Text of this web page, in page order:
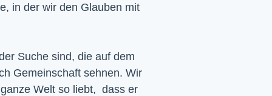
in der wir den Glauben mit
Suche sind, die auf dem
Gemeinschaft sehnen. Wir
Welt so liebt, dass er